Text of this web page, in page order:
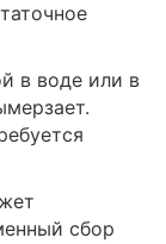
в воде или в
сбор